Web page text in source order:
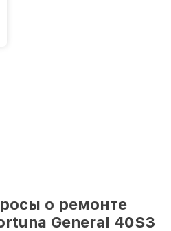
о ремонте
General 40S3